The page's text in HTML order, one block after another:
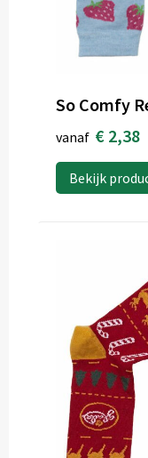
So Comfy
vanaf € 2,38
Bekijk